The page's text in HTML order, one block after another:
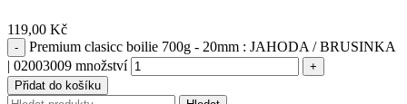
119,00 Kč
Premium clasicc boilie 700g - 20mm : JAHODA / BRUSINKA
| 02003009 množství
Přidat do košíku